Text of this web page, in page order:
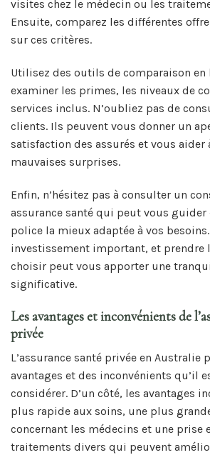
visites chez le médecin ou les
Ensuite, comparez les différentes
sur ces critères.
Utilisez des outils de comparaison
examiner les primes, les niveaux de
services inclus. N’oubliez pas de
clients. Ils peuvent vous donner un
satisfaction des assurés et vous aider
mauvaises surprises.
Enfin, n’hésitez pas à consulter un
assurance santé qui peut vous guider
police la mieux adaptée à vos besoins.
investissement important, et prendre
choisir peut vous apporter une
significative.
Les avantages et inconvénients de
privée
L’assurance santé privée en Australie
avantages et des inconvénients qu’il
considérer. D’un côté, les avantages
plus rapide aux soins, une plus
concernant les médecins et une prise
traitements divers qui peuvent